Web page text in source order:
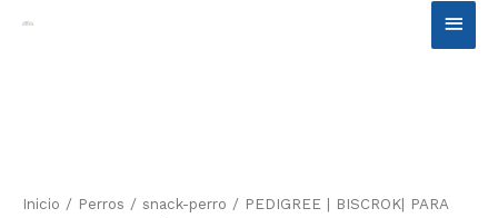
Inicio / Perros / snack-perro / PEDIGREE | BISCROK| PARA